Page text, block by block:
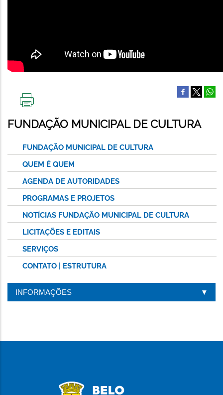
ESTA
PÁGINA
FUNDAÇÃO MUNICIPAL DE CULTURA
FUNDAÇÃO MUNICIPAL DE CULTURA
QUEM É QUEM
AGENDA DE AUTORIDADES
PROGRAMAS E PROJETOS
NOTÍCIAS FUNDAÇÃO MUNICIPAL DE CULTURA
LICITAÇÕES E EDITAIS
SERVIÇOS
CONTATO | ESTRUTURA
INFORMAÇÕES